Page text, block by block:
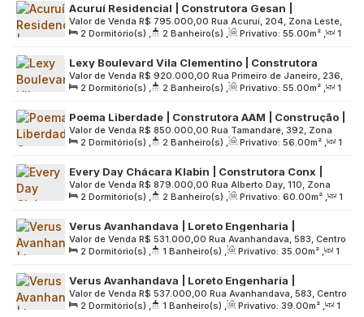
2710.00 m²
Acuruí Residencial | Construtora Gesan |
Construção | 55 metos | 02 dormitórios | suíte |
com varanda | 01 vaga
R$ 795.000,00
Valor de Venda
Rua Acuruí, 204, Zona Leste,
03310-000, Vila Formosa, São Paulo, São Paulo, Brasil
2 Dormitório(s) , 2 Banheiro(s) , Privativo: 55.00m² ,
1
Sala(s) , 1 Suíte(s) , 1 Vaga(s) , Útil: 55.00m² ,
Terreno:
655.00m²
Lexy Boulevard Vila Clementino | Construtora
Concord | Pronto | 55 metros | 02 domitórios | suíte
| varanda | 01 vaga
R$ 920.000,00
Valor de Venda
Rua Primeiro de Janeiro, 236,
Zona Sul, 04044-060, Vila Clementino, São Paulo, São
Paulo, Brasil
2 Dormitório(s) , 2 Banheiro(s) , Privativo: 55.00m² ,
1
Sala(s) , 1 Suíte(s) , 1 Vaga(s) , Útil: 55.00m² ,
Terreno:
1992.00 m²
Poema Liberdade | Construtora AAM | Construção |
56 metros | 02 dormitórios | suíte | varanda | 01
vaga
R$ 850.000,00
Valor de Venda
Rua Tamandaré, 392, Zona
Central, 01525-000, Liberdade, São Paulo, São Paulo, Brasil
2 Dormitório(s) , 2 Banheiro(s) , Privativo: 56.00m² ,
1
Sala(s) , 1 Suíte(s) , 1 Vaga(s) , Útil: 56.00m² ,
Terreno:
2353.00m²
Every Day Chácara Klabin | Construtora Conx |
Construção | 60 Metros | 02 Dormitórios | Suíte |
com Varanda | 01 Vaga
R$ 879.000,00
Valor de Venda
Rua Alberto Day, 110, Zona
Sul, 04118-020, Jardim Aurélia, São Paulo, São Paulo, Brasil
2 Dormitório(s) , 2 Banheiro(s) , Privativo: 60.00m² ,
1
Sala(s) , 1 Suíte(s) , 1 Vaga(s) , Útil: 60.00m² ,
Terreno:
1300.00m²
Verus Avanhandava | Loreto Engenharia |
Lançamento | 35 metros | 02 dormitórios com
varanda | sem vaga
R$ 531.000,00
Valor de Venda
Rua Avanhandava, 583, Centro
de São Paulo, 01306-001, Bela Vista, São Paulo, São Paulo,
Brasil
2 Dormitório(s) , 1 Banheiro(s) , Privativo: 35.00m² ,
1
Sala(s) , Útil: 35.00m² , Terreno: 354.00m²
Verus Avanhandava | Loreto Engenharia |
Lançamento | 39 metros | 02 dormitórios com
varanda | sem vaga
R$ 537.000,00
Valor de Venda
Rua Avanhandava, 583, Centro
de São Paulo, 01306-001, Bela Vista, São Paulo, São Paulo,
2 Dormitório(s) , 1 Banheiro(s) , Privativo: 39.00m² ,
1